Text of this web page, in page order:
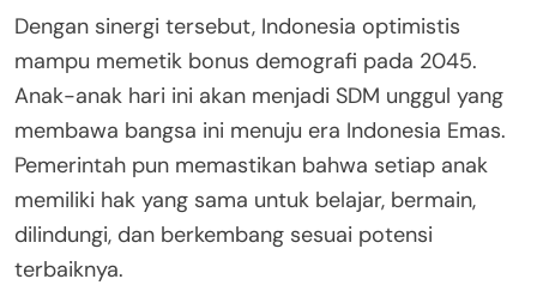
Dengan sinergi tersebut, Indonesia optimistis
mampu memetik bonus demografi pada 2045.
Anak-anak hari ini akan menjadi SDM unggul yang
membawa bangsa ini menuju era Indonesia Emas.
Pemerintah pun memastikan bahwa setiap anak
memiliki hak yang sama untuk belajar, bermain,
dilindungi, dan berkembang sesuai potensi
terbaiknya.